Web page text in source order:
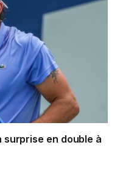
surprise en double à